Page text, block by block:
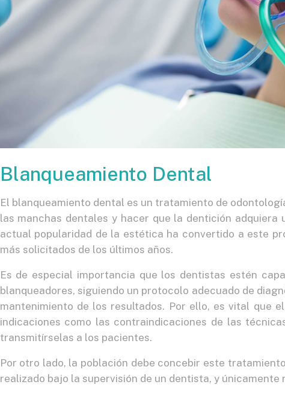
Blanqueamiento Dental
El blanqueamiento dental es un tratamiento de
las manchas dentales y hacer que la dentición adquiera
actual popularidad de la estética ha convertido a este
más solicitados de los últimos años.
Es de especial importancia que los dentistas estén
blanqueadores, siguiendo un protocolo adecuado de
mantenimiento de los resultados. Por ello, es vital que
indicaciones como las contraindicaciones de las
transmitírselas a los pacientes.
Por otro lado, la población debe concebir este
realizado bajo la supervisión de un dentista, y